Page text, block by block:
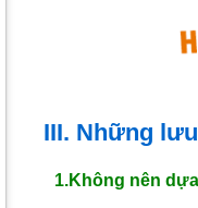
III. Những
1.Không nên